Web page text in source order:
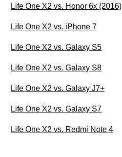
Life One X2 vs. Honor 6x (2016)
Life One X2 vs. iPhone 7
Life One X2 vs. Galaxy S5
Life One X2 vs. Galaxy S8
Life One X2 vs. Galaxy J7+
Life One X2 vs. Galaxy S7
Life One X2 vs. Redmi Note 4